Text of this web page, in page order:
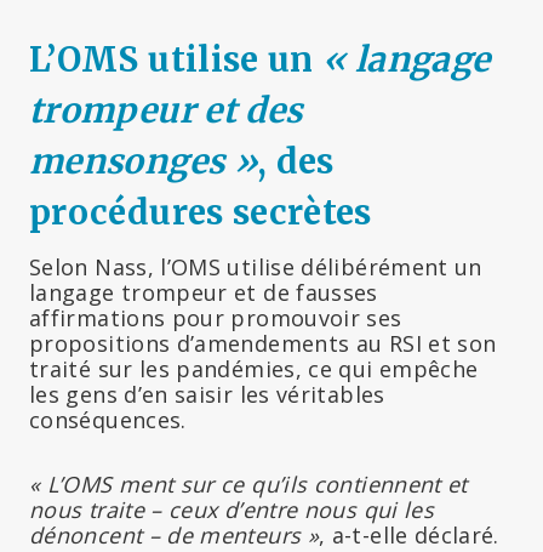
L’OMS utilise un « langage
trompeur et des
mensonges », des
procédures secrètes
Selon Nass, l’OMS utilise délibérément un
langage trompeur et de fausses
affirmations pour promouvoir ses
propositions d’amendements au RSI et son
traité sur les pandémies, ce qui empêche
les gens d’en saisir les véritables
conséquences.
« L’OMS ment sur ce qu’ils contiennent et
nous traite – ceux d’entre nous qui les
dénoncent – de menteurs », a-t-elle déclaré.